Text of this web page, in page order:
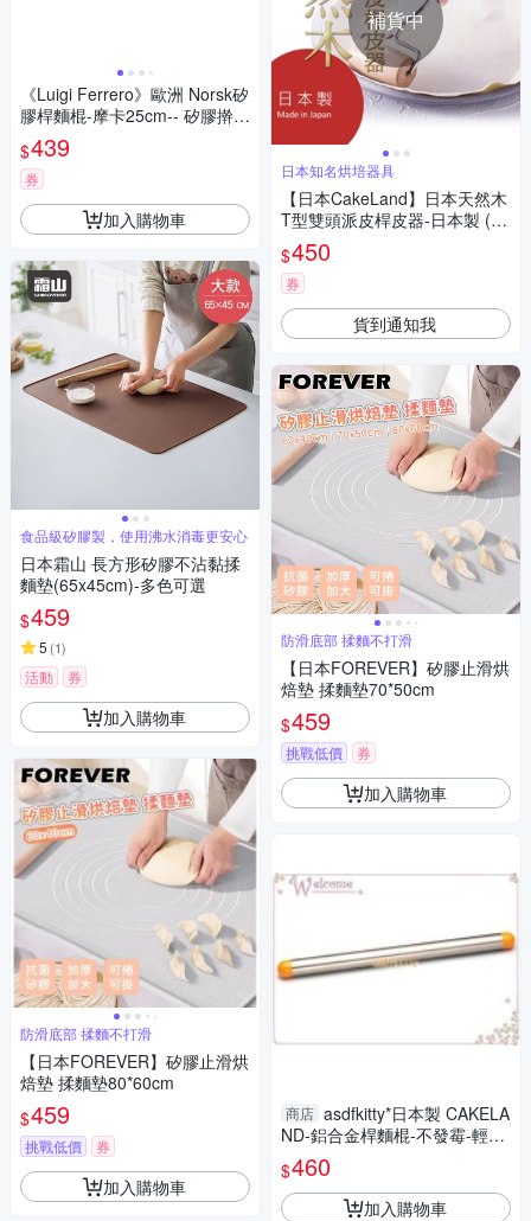
《Luigi Ferrero》歐洲 Norsk矽
膠桿麵棍-摩卡25cm-- 矽膠擀麵
$439
券
加入購物車
食品級矽膠製，使用沸水消毒更安心
日本霜山 長方形矽膠不沾黏揉
麵墊(65x45cm)-多色可選
$459
5 (1)
活動 券
加入購物車
防滑底部 揉麵不打滑
【日本FOREVER】矽膠止滑烘
焙墊 揉麵墊80*60cm
$459
挑戰低價 券
加入購物車
補貨中
日本知名烘培器具
【日本CakeLand】日本天然木
T型雙頭派皮桿皮器-日本製 (N
O-546)
$450
券
貨到通知我
防滑底部 揉麵不打滑
【日本FOREVER】矽膠止滑烘
焙墊 揉麵墊70*50cm
$459
挑戰低價 券
加入購物車
商店 asdfkitty*日本製 CAKELA
ND-鋁合金桿麵棍-不發霉-輕巧
好操作-日本製
$460
加入購物車